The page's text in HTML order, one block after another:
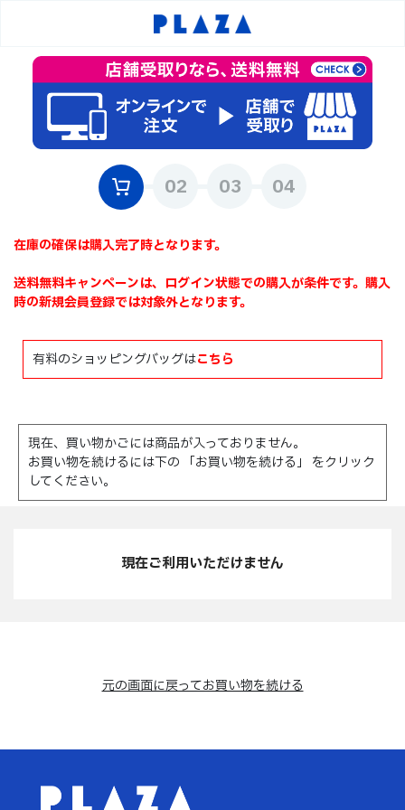
在庫の確保は購入完了時となります。
送料無料キャンペーンは、ログイン状態での購入が条件です。購入
時の新規会員登録では対象外となります。
有料のショッピングバッグはこちら
現在、買い物かごには商品が入っておりません。
お買い物を続けるには下の 「お買い物を続ける」 をクリック
してください。
現在ご利用いただけません
元の画面に戻ってお買い物を続ける